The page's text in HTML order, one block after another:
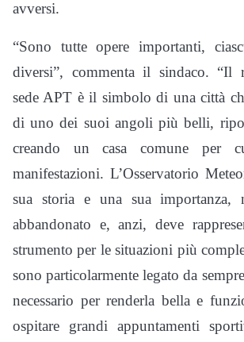
avversi.
“Sono tutte opere importanti,
diversi”, commenta il sindaco. “Il
sede APT è il simbolo di una città
di uno dei suoi angoli più belli,
creando un casa comune per
manifestazioni. L’Osservatorio
sua storia e una sua importanza,
abbandonato e, anzi, deve
strumento per le situazioni più
sono particolarmente legato da
necessario per renderla bella e
ospitare grandi appuntamenti